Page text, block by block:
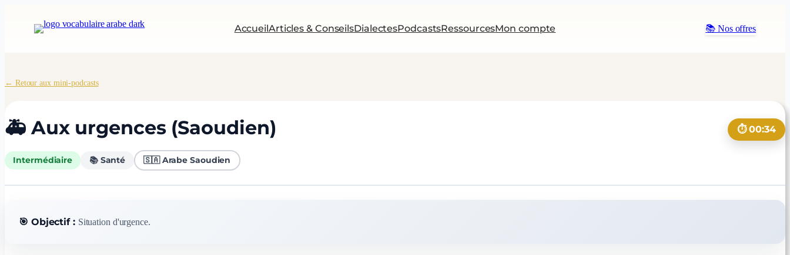
AccueilArticles & ConseilsDialectesPodcastsRessourcesMon compte 📚 Nos offres
← Retour aux mini-podcasts
🚑 Aux urgences (Saoudien) ⏱️ 00:34
Intermédiaire 📚 Santé 🇸🇦 Arabe Saoudien
🎯 Objectif : Situation d'urgence.